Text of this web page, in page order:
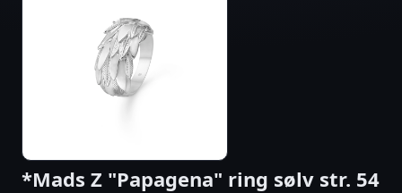
*Mads Z "Papagena" ring sølv str. 54